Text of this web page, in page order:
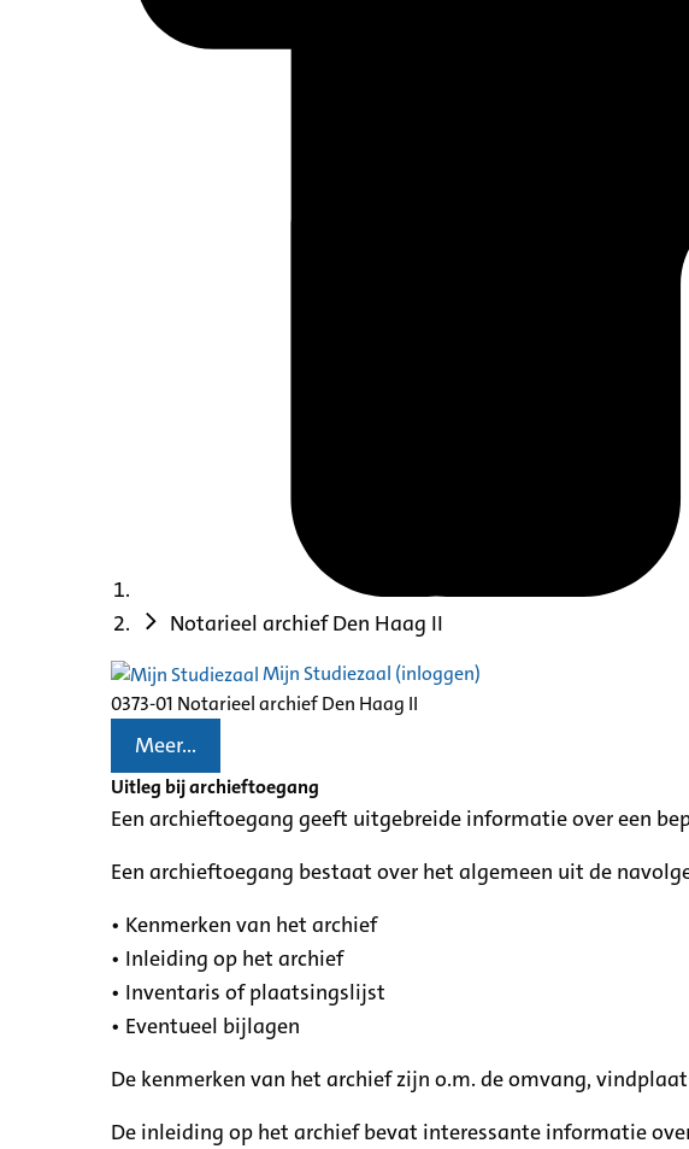
Notarieel archief Den Haag II
Mijn Studiezaal (inloggen)
0373-01 Notarieel archief Den Haag II
Meer...
Uitleg bij archieftoegang
Een archieftoegang geeft uitgebreide informatie over een
Een archieftoegang bestaat over het algemeen uit de
• Kenmerken van het archief
• Inleiding op het archief
• Inventaris of plaatsingslijst
• Eventueel bijlagen
De kenmerken van het archief zijn o.m. de omvang,
De inleiding op het archief bevat interessante informatie